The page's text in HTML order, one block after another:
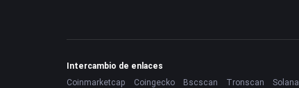
Intercambio de enlaces
Coinmarketcap
Coingecko Bscscan Tronscan Solana